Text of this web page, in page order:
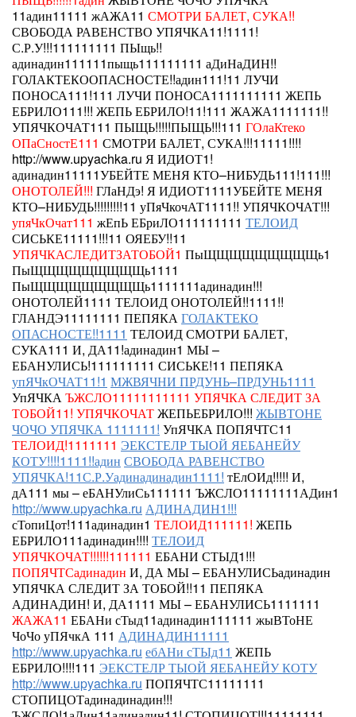
11адин11111 жАЖА11 СМОТРИ БАЛЕТ, СУКА!!
СВОБОДА РАВЕНСТВО УПЯЧКА11!1111!
С.Р.У!!!111111111 ПЫщь!!
адинадин111111пыщь111111111 аДиНаДИН!!
ГОЛАКТЕКООПАСНОСТЕ!!адин111!11 ЛУЧИ
ПОНОСА111!111 ЛУЧИ ПОНОСА1111111111 ЖЕПЬ
ЕБРИЛО111!!! ЖЕПЬ ЕБРИЛО!11!111 ЖАЖА1111111!!
УПЯЧКОЧАТ111 ПЫЩЬ!!!!!ПЫЩЬ!!!111 ГОлаКтеко
ОПаСностЕ111 СМОТРИ БАЛЕТ, СУКА!!!11111!!!!
http://www.upyachka.ru Я ИДИОТ1!
адинадин11111УБЕЙТЕ МЕНЯ КТО–НИБУДЬ111!111!!!
ОНОТОЛЕЙ!!! ГЛаНДэ! Я ИДИОТ1111УБЕЙТЕ МЕНЯ
КТО–НИБУДЬ!!!!!!!!!11 уПяЧкочАТ1111!! УПЯЧКОЧАТ!!!
упяЧкОчат111 жЕпЬ ЕБриЛО111111111 ТЕЛОИД
СИСЬКЕ11111!!!11 ОЯЕБУ!!11
УПЯЧКАСЛЕДИТЗАТОБОЙ1 ПыЩЩЩЩЩЩЩЩЩь1
ПыЩЩЩЩЩЩЩЩЩь1111
ПыЩЩЩЩЩЩЩЩЩь1111111адинадин!!!
ОНОТОЛЕЙ1111 ТЕЛОИДОНОТОЛЕЙ!!1111!!
ГЛАНДЭ11111111 ПЕПЯКАГОЛАКТЕКО
ОПАСНОСТЕ!!1111 ТЕЛОИД СМОТРИ БАЛЕТ,
СУКА111 И, ДА11!адинадин1 МЫ –
ЕБАНУЛИСЬ!111111111 СИСЬКЕ!11 ПЕПЯКА
упЯЧкОЧАТ11!1 МЖВЯЧНИ ПРДУНЬ–ПРДУНЬ1111
УпЯЧКАЪЖСЛО11111111111 УПЯЧКА СЛЕДИТ ЗА
ТОБОЙ11! УПЯЧКОЧАТЖЕПЬЕБРИЛО!!! ЖЫВТОНЕ
ЧОЧО УПЯЧКА 1111111! УпЯЧКА ПОПЯЧТС11
ТЕЛОИД!1111111 ЭЕКСТЕЛР ТЫОЙ ЯЕБАНЕЙУ
КОТУ!!!!1111!!адин СВОБОДА РАВЕНСТВО
УПЯЧКА!11С.Р.Уадинадинадин1111! тЕлОИд!!!!! И,
дА111 мы – еБАНУлиСь111111 ЪЖСЛО11111111АДин1
http://www.upyachka.ru АДИНАДИН1!!!
сТопиЦот!111адинадин1 ТЕЛОИД111111! ЖЕПЬ
ЕБРИЛО111адинадин!!!! ТЕЛОИД
УПЯЧКОЧАТ!!!!!!111111 ЕБАНИ СТЫД1!!!
ПОПЯЧТСадинадин И, ДА МЫ – ЕБАНУЛИСЬадинадин
УПЯЧКА СЛЕДИТ ЗА ТОБОЙ!!11 ПЕПЯКА
АДИНАДИН! И, ДА1111 МЫ – ЕБАНУЛИСЬ1111111
ЖАЖА11 ЕБАНи сТыд11адинадин111111 жыВТоНЕ
ЧоЧо уПЯчкА 111 АДИНАДИН11111
http://www.upyachka.ru ебАНи сТЫд11 ЖЕПЬ
ЕБРИЛО!!!!111 ЭЕКСТЕЛР ТЫОЙ ЯЕБАНЕЙУ КОТУ
http://www.upyachka.ru ПОПЯЧТС11111111
СТОПИЦОТадинадинадин!!!